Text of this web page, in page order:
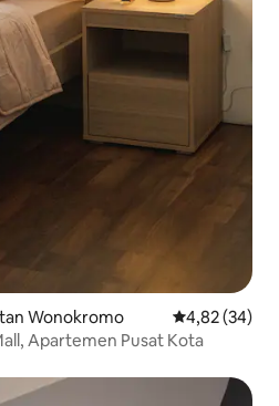
Wonokromo Gemiddelde
4,82 (34)
Apartemen Pusat Kota